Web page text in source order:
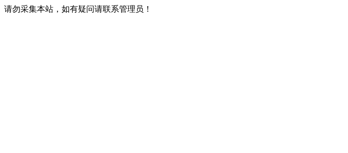
请勿采集本站，如有疑问请联系管理员！